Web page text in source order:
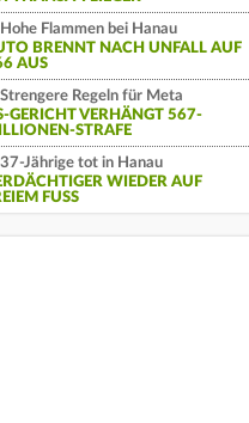
Hohe Flammen bei Hanau
BRENNT NACH UNFALL AUF
AUS
Strengere Regeln für Meta
GERICHT VERHÄNGT 567-
STRAFE
37-Jährige tot in Hanau
WIEDER AUF
FUSS